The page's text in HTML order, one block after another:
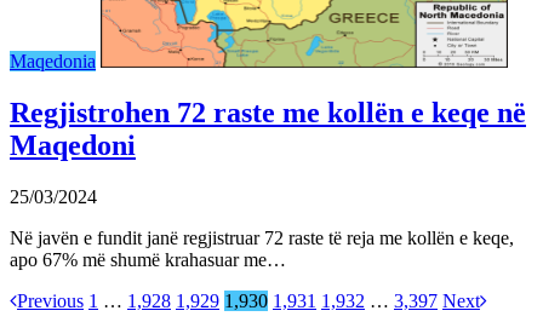
Maqedonia
Regjistrohen 72 raste me kollën e keqe në
Maqedoni
25/03/2024
Në javën e fundit janë regjistruar 72 raste të reja me kollën e keqe,
apo 67% më shumë krahasuar me…
Previous 1 … 1,928 1,929 1,930 1,931 1,932 … 3,397 Next